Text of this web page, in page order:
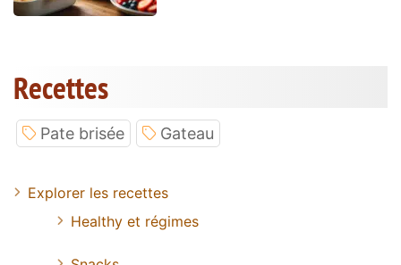
Recettes
Pate brisée Gateau
Explorer les recettes
Healthy et régimes